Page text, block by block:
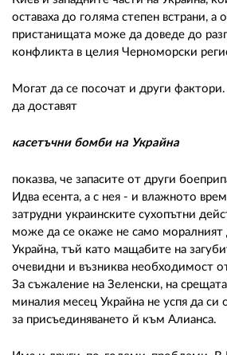
оставаха до голяма степен встрани, а
пристанищата може да доведе до
конфликта в целия Черноморски
Могат да се посочат и други
да доставят
касетъчни бомби на Украйна
показва, че запасите от други
Идва есента, а с нея - и влажното
затрудни украинските сухопътни
може да се окаже не само моралният
Украйна, тъй като мащабите на
очевидни и възниква необходимост
За съжаление на Зеленски, на
миналия месец Украйна не успя да си
за присъединяването й към Алианса.